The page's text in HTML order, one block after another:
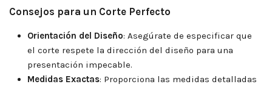
Consejos para un Corte Perfecto
Orientación del Diseño: Asegúrate de especificar que
el corte respete la dirección del diseño para una
presentación impecable.
Medidas Exactas: Proporciona las medidas detalladas